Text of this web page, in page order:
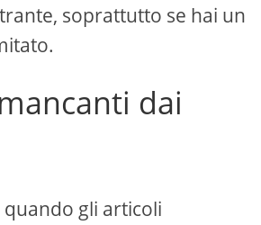
soprattutto se hai un
dai
quando gli articoli